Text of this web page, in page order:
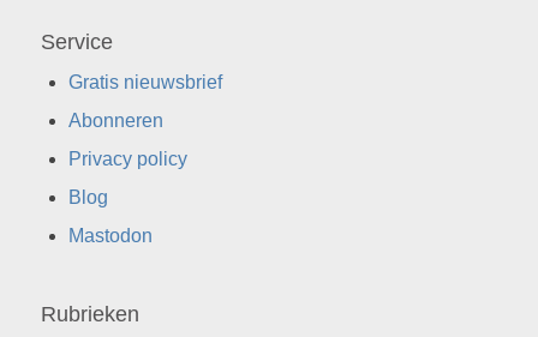
Service
Gratis nieuwsbrief
Abonneren
Privacy policy
Blog
Mastodon
Rubrieken